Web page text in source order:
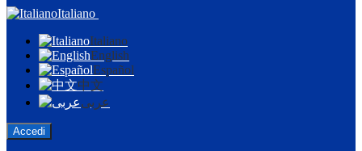
Italiano
Italiano
English
Español
中文
عربى
Accedi